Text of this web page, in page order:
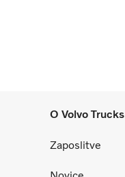
O Volvo Trucks
Zaposlitve